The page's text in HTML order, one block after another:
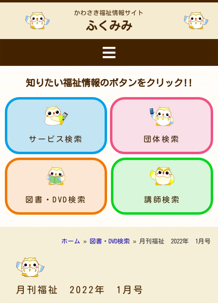
かわさき福祉情報サイト
ふくみみ
知りたい福祉情報のボタンをクリック!!
サービス検索 団体検索
図書・DVD検索 講師検索
ホーム » 図書・DVD検索 » 月刊福祉 2022年 1月号
月刊福祉 2022年 1月号